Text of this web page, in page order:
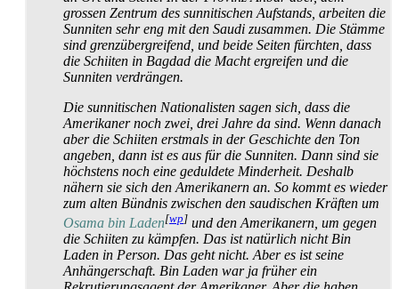
grossen Zentrum des sunnitischen Aufstands, arbeiten die
Sunniten sehr eng mit den Saudi zusammen. Die Stämme
sind grenz­über­greifend, und beide Seiten fürchten, dass
die Schiiten in Bagdad die Macht ergreifen und die
Sunniten verdrängen.
Die sunnitischen Nationalisten sagen sich, dass die
Amerikaner noch zwei, drei Jahre da sind. Wenn danach
aber die Schiiten erstmals in der Geschichte den Ton
angeben, dann ist es aus für die Sunniten. Dann sind sie
höchstens noch eine geduldete Minderheit. Deshalb
nähern sie sich den Amerikanern an. So kommt es wieder
zum alten Bündnis zwischen den saudischen Kräften um
Osama bin Laden[wp] und den Amerikanern, um gegen
die Schiiten zu kämpfen. Das ist natürlich nicht Bin
Laden in Person. Das geht nicht. Aber es ist seine
Anhänger­schaft. Bin Laden war ja früher ein